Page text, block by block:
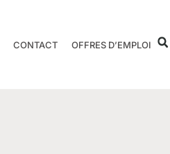
CONTACT OFFRES D’EMPLOI